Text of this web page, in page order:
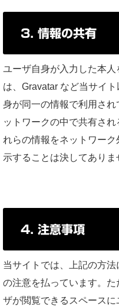
3. 情報の共有
ユーザ自身が入力した本
は、Gravatar など当サイ
身が同一の情報で利用さ
ットワークの中で共有さ
れらの情報をネットワー
示することは決してありま
4. 注意事項
当サイトでは、上記の方
の注意を払っています。
ザが閲覧できるスペース